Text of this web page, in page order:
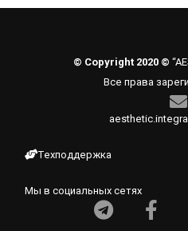
© Copyright 2020 ©
Все права
Техподдержка
Мы в социальных сетях